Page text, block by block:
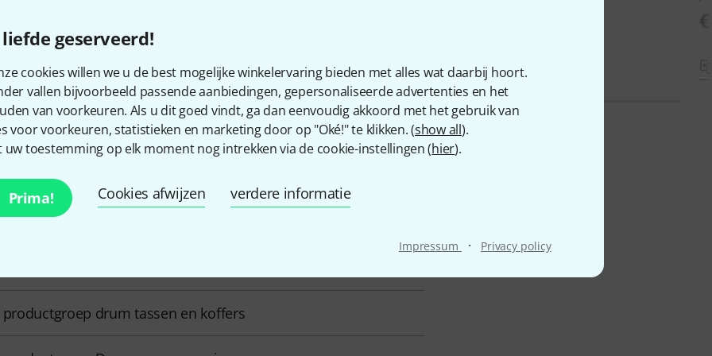
geserveerd!
cookies willen we u de best mogelijke winkelervaring bieden met alles wat daarbij hoort.
vallen bijvoorbeeld passende aanbiedingen, gepersonaliseerde advertenties en het
van voorkeuren. Als u dit goed vindt, ga dan eenvoudig akkoord met het gebruik van
voor voorkeuren, statistieken en marketing door op "Oké!" te klikken. (show all).
uw toestemming op elk moment nog intrekken via de cookie-instellingen (hier).
Prima! Cookies afwijzen verdere informatie
Impressum · Privacy policy
Vergelijken Vergelijken Vergelijken
Smart Navigator
productgroep drum tassen en koffers